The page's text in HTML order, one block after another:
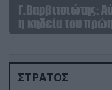
Γ.Βαρβιτσιώτης:
η κηδεία του
ΣΤΡΑΤΟΣ